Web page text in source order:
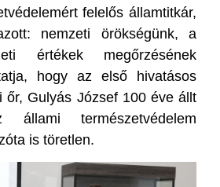
felelős államtitkár,
nemzeti örökségünk, a
értékek megőrzésének
hogy az első hivatásos
őr, Gulyás József 100 éve állt
állami természetvédelem
is töretlen.